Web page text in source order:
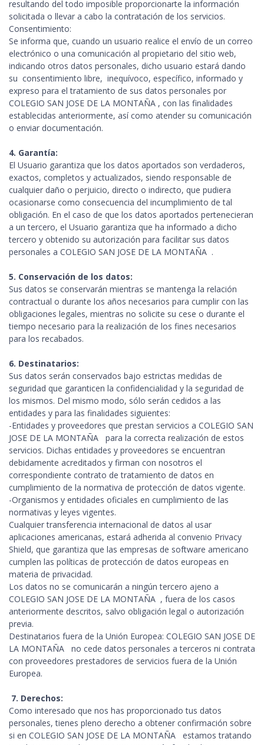
resultando del todo imposible proporcionarte la información
solicitada o llevar a cabo la contratación de los servicios.
Consentimiento:
Se informa que, cuando un usuario realice el envío de un correo
electrónico o una comunicación al propietario del sitio web,
indicando otros datos personales, dicho usuario estará dando
su consentimiento libre, inequívoco, específico, informado y
expreso para el tratamiento de sus datos personales por
COLEGIO SAN JOSE DE LA MONTAÑA , con las finalidades
establecidas anteriormente, así como atender su comunicación
o enviar documentación.
4. Garantía:
El Usuario garantiza que los datos aportados son verdaderos,
exactos, completos y actualizados, siendo responsable de
cualquier daño o perjuicio, directo o indirecto, que pudiera
ocasionarse como consecuencia del incumplimiento de tal
obligación. En el caso de que los datos aportados pertenecieran
a un tercero, el Usuario garantiza que ha informado a dicho
tercero y obtenido su autorización para facilitar sus datos
personales a COLEGIO SAN JOSE DE LA MONTAÑA .
5. Conservación de los datos:
Sus datos se conservarán mientras se mantenga la relación
contractual o durante los años necesarios para cumplir con las
obligaciones legales, mientras no solicite su cese o durante el
tiempo necesario para la realización de los fines necesarios
para los recabados.
6. Destinatarios:
Sus datos serán conservados bajo estrictas medidas de
seguridad que garanticen la confidencialidad y la seguridad de
los mismos. Del mismo modo, sólo serán cedidos a las
entidades y para las finalidades siguientes:
-Entidades y proveedores que prestan servicios a COLEGIO SAN
JOSE DE LA MONTAÑA para la correcta realización de estos
servicios. Dichas entidades y proveedores se encuentran
debidamente acreditados y firman con nosotros el
correspondiente contrato de tratamiento de datos en
cumplimiento de la normativa de protección de datos vigente.
-Organismos y entidades oficiales en cumplimiento de las
normativas y leyes vigentes.
Cualquier transferencia internacional de datos al usar
aplicaciones americanas, estará adherida al convenio Privacy
Shield, que garantiza que las empresas de software americano
cumplen las políticas de protección de datos europeas en
materia de privacidad.
Los datos no se comunicarán a ningún tercero ajeno a
COLEGIO SAN JOSE DE LA MONTAÑA , fuera de los casos
anteriormente descritos, salvo obligación legal o autorización
previa.
Destinatarios fuera de la Unión Europea: COLEGIO SAN JOSE DE
LA MONTAÑA no cede datos personales a terceros ni contrata
con proveedores prestadores de servicios fuera de la Unión
Europea.
7. Derechos:
Como interesado que nos has proporcionado tus datos
personales, tienes pleno derecho a obtener confirmación sobre
si en COLEGIO SAN JOSE DE LA MONTAÑA estamos tratando